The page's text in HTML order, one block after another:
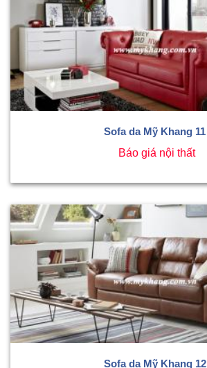
Sofa da Mỹ Khang 11
Báo giá nội thất
Sofa da Mỹ Khang 12